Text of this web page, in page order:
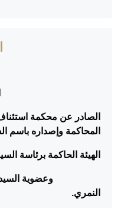
الصادر عن محكمة استئناف
المحاكمة وإصداره باسم
الهيئة الحاكمة برئاسة
وعضوية السيدين
النمري.